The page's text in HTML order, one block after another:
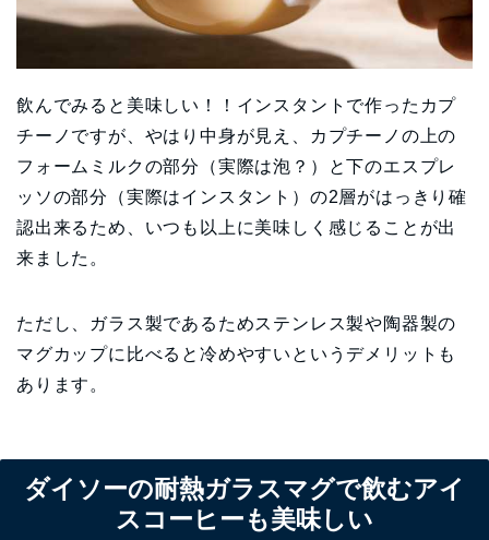
飲んでみると美味しい！！インスタントで作ったカプ
チーノですが、やはり中身が見え、カプチーノの上の
フォームミルクの部分（実際は泡？）と下のエスプレ
ッソの部分（実際はインスタント）の2層がはっきり確
認出来るため、いつも以上に美味しく感じることが出
来ました。
ただし、ガラス製であるためステンレス製や陶器製の
マグカップに比べると冷めやすいというデメリットも
あります。
ダイソーの耐熱ガラスマグで飲むアイ
スコーヒーも美味しい